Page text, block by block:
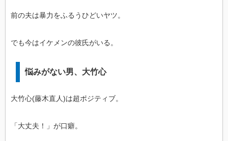
前の夫は暴力をふるうひどいヤツ。
でも今はイケメンの彼氏がいる。
悩みがない男、大竹心
大竹心(藤木直人)は超ポジティブ。
「大丈夫！」が口癖。